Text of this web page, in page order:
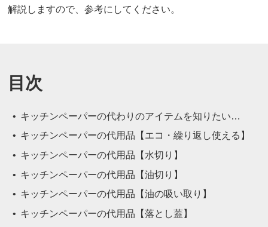
解説しますので、参考にしてください。
目次
キッチンペーパーの代わりのアイテムを知りたい…
キッチンペーパーの代用品【エコ・繰り返し使える】
キッチンペーパーの代用品【水切り】
キッチンペーパーの代用品【油切り】
キッチンペーパーの代用品【油の吸い取り】
キッチンペーパーの代用品【落とし蓋】